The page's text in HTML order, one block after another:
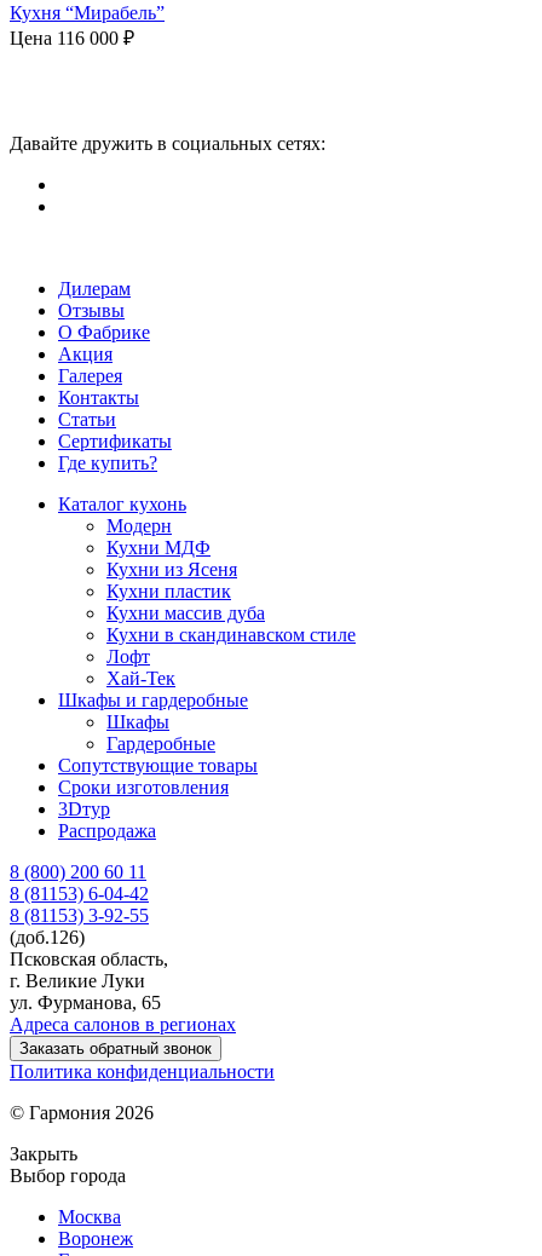
Кухня “Мирабель”
Цена 116 000 ₽
Давайте дружить в социальных сетях:
Дилерам
Отзывы
О Фабрике
Акция
Галерея
Контакты
Статьи
Сертификаты
Где купить?
Каталог кухонь
Модерн
Кухни МДФ
Кухни из Ясеня
Кухни пластик
Кухни массив дуба
Кухни в скандинавском стиле
Лофт
Хай-Тек
Шкафы и гардеробные
Шкафы
Гардеробные
Сопутствующие товары
Сроки изготовления
3Dтур
Распродажа
8 (800) 200 60 11
8 (81153) 6-04-42
8 (81153) 3-92-55
(доб.126)
Псковская область,
г. Великие Луки
ул. Фурманова, 65
Адреса салонов в регионах
Заказать обратный звонок
Политика конфиденциальности
© Гармония 2026
Закрыть
Выбор города
Москва
Воронеж